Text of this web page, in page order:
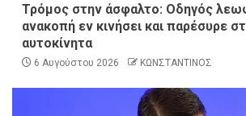
Τρόμος στην άσφαλτο: Οδηγός
ανακοπή εν κινήσει και παρέσυρε
αυτοκίνητα
6 Αυγούστου 2026 ΚΩΝΣΤΑΝΤΙΝΟΣ